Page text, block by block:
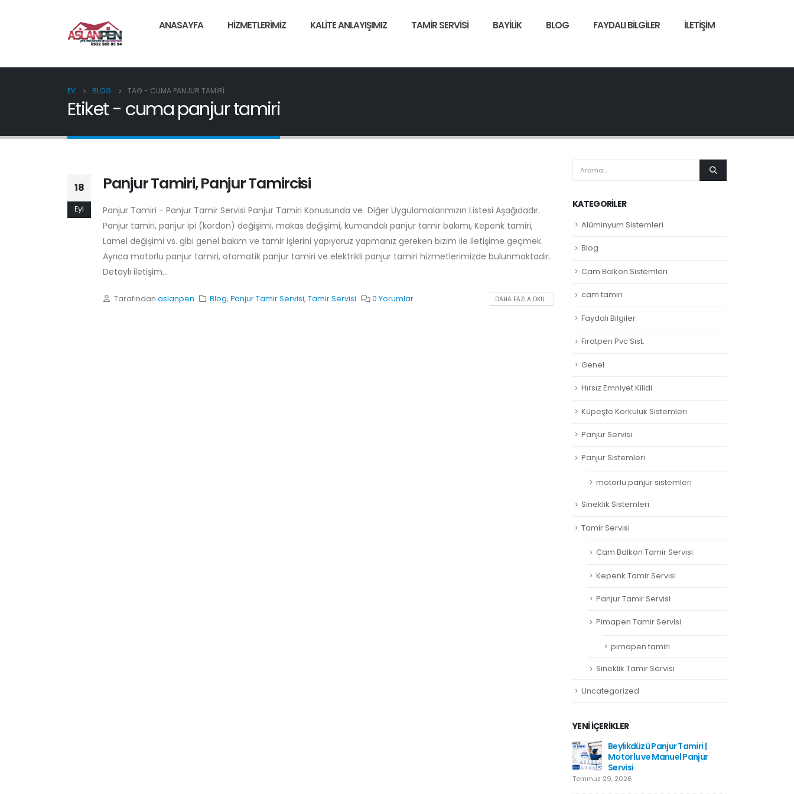
ANASAYFA HIZMETLERIMIZ KALITE ANLAYIŞIMIZ TAMIR SERVISI BAYILIK BLOG FAYDALI BILGILER İLETIŞIM
EV BLOG TAG - CUMA PANJUR TAMIRI
Etiket - cuma panjur tamiri
18
Eyl
Panjur Tamiri, Panjur Tamircisi
Panjur Tamiri - Panjur Tamir Servisi Panjur Tamiri Konusunda ve Diğer Uygulamalarımızın Listesi Aşağıdadır.
Panjur tamiri, panjur ipi (kordon) değişimi, makas değişimi, kumandalı panjur tamir bakımı, Kepenk tamiri,
Lamel değişimi vs. gibi genel bakım ve tamir işlerini yapıyoruz yapmanız gereken bizim ile iletişime geçmek.
Ayrıca motorlu panjur tamiri, otomatik panjur tamiri ve elektrikli panjur tamiri hizmetlerimizde bulunmaktadır.
Detaylı iletişim...
Tarafından aslanpen Blog,Panjur Tamir Servisi,Tamir Servisi 0 Yorumlar DAHA FAZLA OKU...
KATEGORILER
Alüminyum Sistemleri
Blog
Cam Balkon Sistemleri
cam tamiri
Faydalı Bilgiler
Fıratpen Pvc Sist.
Genel
Hırsız Emniyet Kilidi
Küpeşte Korkuluk Sistemleri
Panjur Servisi
Panjur Sistemleri
motorlu panjur sistemleri
Sineklik Sistemleri
Tamir Servisi
Cam Balkon Tamir Servisi
Kepenk Tamir Servisi
Panjur Tamir Servisi
Pimapen Tamir Servisi
pimapen tamiri
Sineklik Tamir Servisi
Uncategorized
YENI İÇERIKLER
Beylikdüzü Panjur Tamiri |
Motorlu ve Manuel Panjur
Servisi
Temmuz 29, 2026